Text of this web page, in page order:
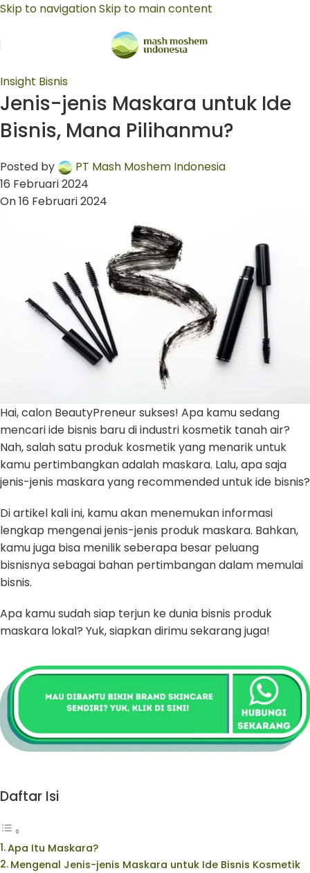
Skip to navigationSkip to main content
Insight Bisnis
Jenis-jenis Maskara untuk Ide
Bisnis, Mana Pilihanmu?
Posted by
PT Mash Moshem Indonesia
16 Februari 2024
On 16 Februari 2024
Hai, calon BeautyPreneur sukses! Apa kamu sedang
mencari ide bisnis baru di industri kosmetik tanah air?
Nah, salah satu produk kosmetik yang menarik untuk
kamu pertimbangkan adalah maskara. Lalu, apa saja
jenis-jenis maskarayang recommended untuk ide bisnis?
Di artikel kali ini, kamu akan menemukan informasi
lengkap mengenai jenis-jenis produk maskara. Bahkan,
kamu juga bisa menilik seberapa besar peluang
bisnisnya sebagai bahan pertimbangan dalam memulai
bisnis.
Apa kamu sudah siap terjun ke dunia bisnis produk
maskara lokal? Yuk, siapkan dirimu sekarang juga!
Daftar Isi
Apa Itu Maskara?
Mengenal Jenis-jenis Maskara untuk Ide Bisnis Kosmetik